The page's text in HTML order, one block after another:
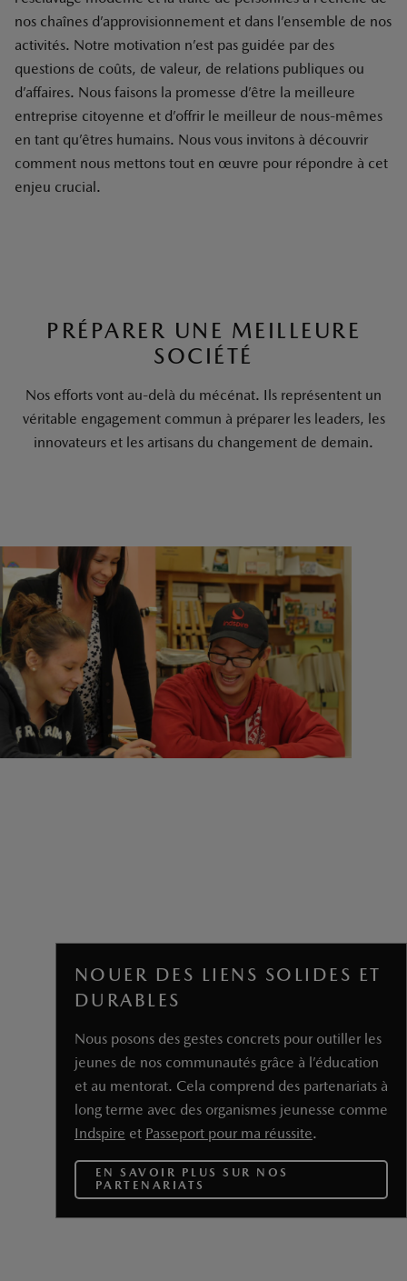
nos chaînes d’approvisionnement et dans l’ensemble de nos
activités. Notre motivation n’est pas guidée par des
questions de coûts, de valeur, de relations publiques ou
d’affaires. Nous faisons la promesse d’être la meilleure
entreprise citoyenne et d’offrir le meilleur de nous-mêmes
en tant qu’êtres humains. Nous vous invitons à découvrir
comment nous mettons tout en œuvre pour répondre à cet
enjeu crucial.
PRÉPARER UNE MEILLEURE
SOCIÉTÉ
Nos efforts vont au-delà du mécénat. Ils représentent un
véritable engagement commun à préparer les leaders, les
innovateurs et les artisans du changement de demain.
EN SAVOIR PLUS SUR NOS